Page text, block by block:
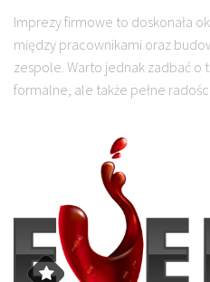
Imprezy firmowe to doskonała
między pracownikami oraz
zespole. Warto jednak zadbać o
formalne, ale także pełne radości